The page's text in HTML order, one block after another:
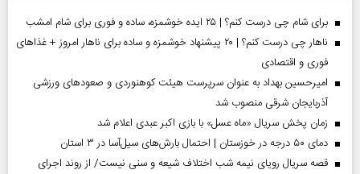
برای شام چی درست کنم؟ | ۲۵ ایده خوشمزه، ساده و فوری برای شام امشب
ناهار چی درست کنم؟ | ۲۰ پیشنهاد خوشمزه و ساده برای ناهار امروز + غذاهای
فوری و اقتصادی
امیرحسین بهداد به عنوان سرپرست هیئت کوهنوردی و صعودهای ورزشی
آذربایجان شرقی منصوب شد
زمان پخش سریال «ماه عسل» با بازی اکبر عبدی اعلام شد
دمای ۵۰ درجه در خوزستان | احتمال بارش‌های سیل‌آسا در ۳ استان
قصه سریال رویای نیمه شب اختلاف شیعه و سنی نیست/ از روند اجرای